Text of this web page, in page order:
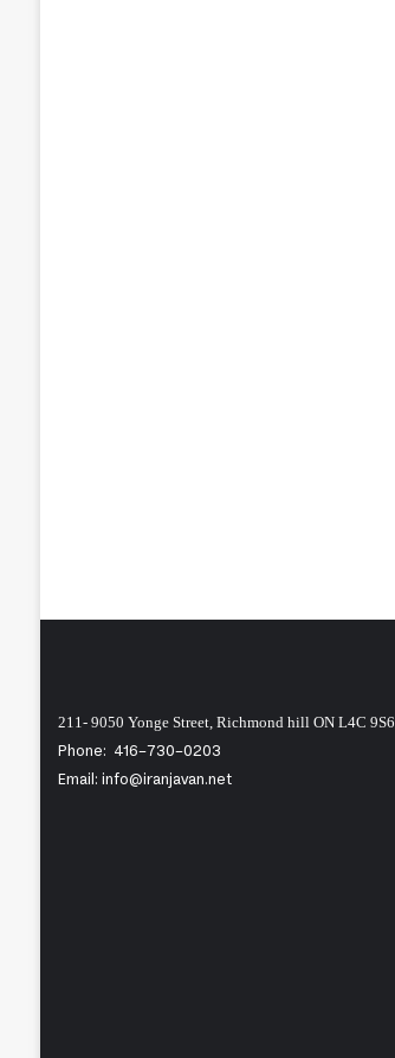
211- 9050 Yonge Street, Richmond hill ON L4C 9S6
Phone: 416-730-0203
Email: info@iranjavan.net